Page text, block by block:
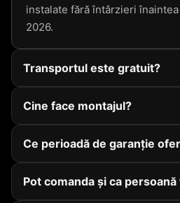
instalate fără întârzieri
2026.
Transportul este gratuit?
Cine face montajul?
Ce perioadă de garanție
Pot comanda și ca persoană